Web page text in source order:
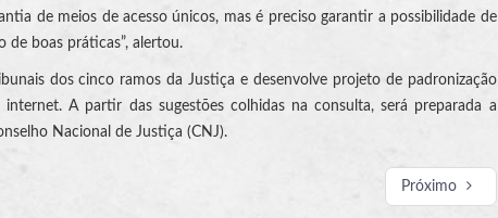
de meios de acesso únicos, mas é preciso garantir a possibilidade de
de boas práticas”, alertou.
dos cinco ramos da Justiça e desenvolve projeto de padronização
A partir das sugestões colhidas na consulta, será preparada a
Nacional de Justiça (CNJ).
Próximo